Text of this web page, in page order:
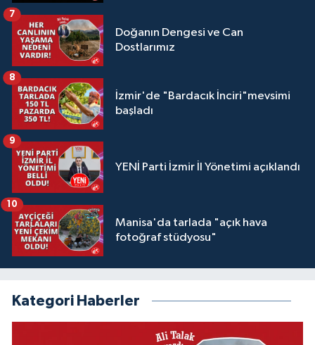
Doğanın Dengesi ve Can
Dostlarımız
7
İzmir'de "Bardacık İnciri"mevsimi
başladı
8
YENİ Parti İzmir İl Yönetimi açıklandı
9
Manisa'da tarlada "açık hava
fotoğraf stüdyosu"
10
Kategori Haberler